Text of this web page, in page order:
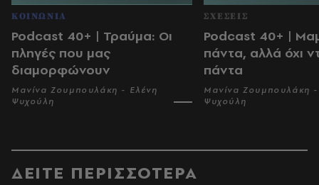
ΚΟΙΝΩΝΙΑ
Podcast 40+ | Τραύμα: Οι
πληγές που μας
διαμορφώνουν
Μανίνα Ζουμπουλάκη - Ελένη
Ψυχούλη
ΣΧΕΣΕΙΣ
Podcast 40+ |
πάντα, αλλά όχι
πάντα
Μανίνα Ζουμπουλάκη
Ψυχούλη
ΔΕΙΤΕ ΠΕΡΙΣΣΟΤΕΡΑ